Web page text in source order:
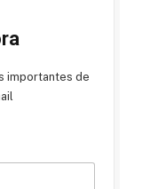
importantes de